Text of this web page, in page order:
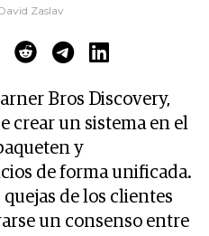
Zaslav
Bros Discovery,
crear un sistema en el
y
de forma unificada.
de los clientes
un consenso entre